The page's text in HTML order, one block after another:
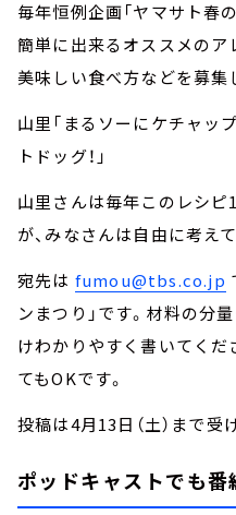
毎年恒例企画「ヤマサト春
簡単に出来るオススメのア
美味しい食べ方などを募集
山里「まるソーにケチャッ
トドッグ！」
山里さんは毎年このレシ
が、みなさんは自由に考え
宛先は fumou@tbs.co.jp
ンまつり」です。材料の分
けわかりやすく書いてくだ
てもOKです。
投稿は4月13日（土）まで受
ポッドキャストでも番